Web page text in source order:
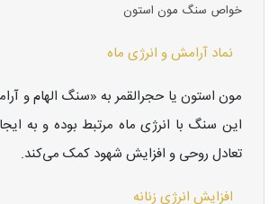
خواص سنگ مون استون
نماد آرامش و انرژی ماه
مون استون یا حجرالقمر به «سنگ الهام و
این سنگ با انرژی ماه مرتبط بوده و به
تعادل روحی و افزایش شهود کمک می‌کند.
افزایش انرژی زنانه